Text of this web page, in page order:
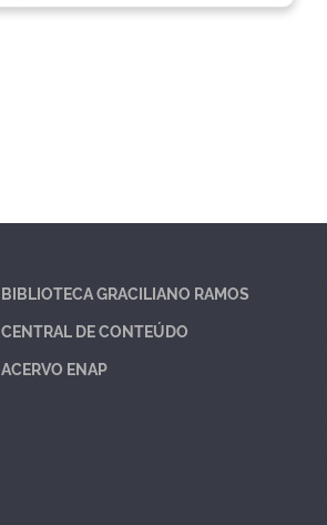
BIBLIOTECA GRACILIANO RAMOS
CENTRAL DE CONTEÚDO
ACERVO ENAP